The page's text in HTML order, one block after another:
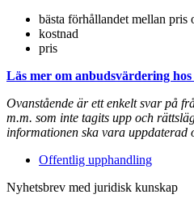
bästa förhållandet mellan pris
kostnad
pris
Läs mer om anbudsvärdering
Ovanstående är ett enkelt svar på
m.m. som inte tagits upp och
informationen ska vara uppdaterad
Offentlig upphandling
Nyhetsbrev med juridisk kunskap